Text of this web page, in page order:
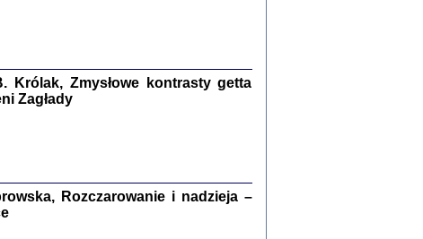
Okonowski, oprac. Marta Janczewska
TE SŁOWA JEST PRACOWNIKIEM
GETTOWEJ INSTYTUCJI ...
i inne pisma z łódzkiego getta
z jidysz, oprac. i wstęp. Monika Polit
Królak, Zmysłowe kontrasty getta
Zagłady
Rozczarowanie i nadzieja –